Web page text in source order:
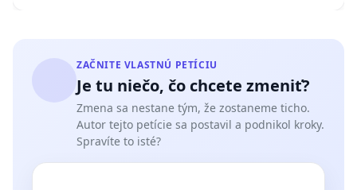
ZAČNITE VLASTNÚ PETÍCIU
Je tu niečo, čo chcete zmeniť?
Zmena sa nestane tým, že zostaneme ticho.
Autor tejto petície sa postavil a podnikol kroky.
Spravíte to isté?